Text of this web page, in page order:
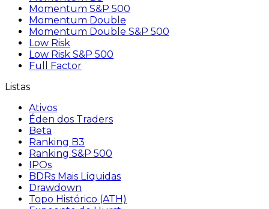
Momentum S&P 500
Momentum Double
Momentum Double S&P 500
Low Risk
Low Risk S&P 500
Full Factor
Listas
Ativos
Éden dos Traders
Beta
Ranking B3
Ranking S&P 500
IPOs
BDRs Mais Líquidas
Drawdown
Topo Histórico (ATH)